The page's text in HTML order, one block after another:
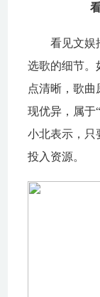
看见文娱
选歌的细节。
点清晰，歌曲
现优异，属于
小北表示，只
投入资源。